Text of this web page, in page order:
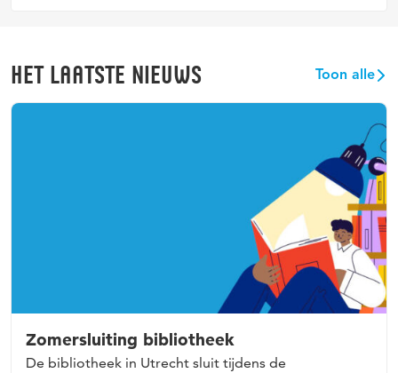
HET LAATSTE NIEUWS Toon alle
Zomersluiting bibliotheek
De bibliotheek in Utrecht sluit tijdens de